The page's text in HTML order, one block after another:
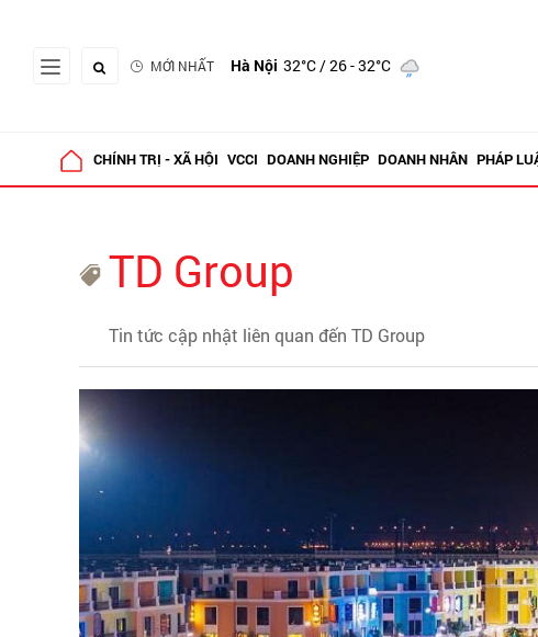
MỚI NHẤT Hà Nội 32°C/ 26 - 32°C
CHÍNH TRỊ - XÃ HỘI VCCI DOANH NGHIỆP DOANH NHÂN PHÁP
TD Group
Tin tức cập nhật liên quan đến TD Group